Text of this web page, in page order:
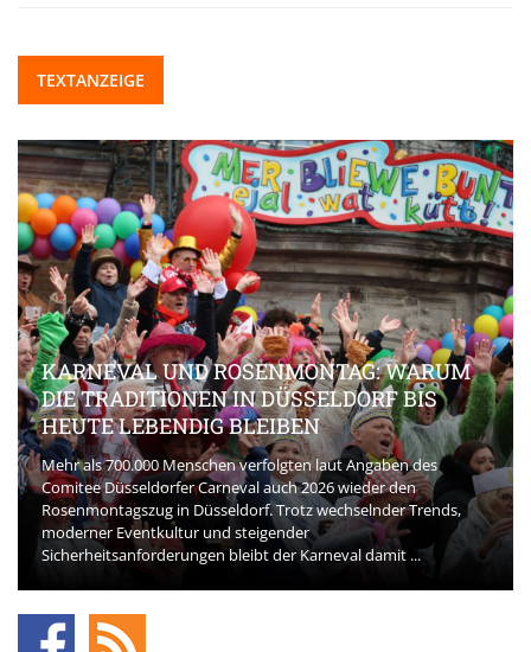
TEXTANZEIGE
KARNEVAL UND ROSENMONTAG: WARUM
DIE TRADITIONEN IN DÜSSELDORF BIS
HEUTE LEBENDIG BLEIBEN
Mehr als 700.000 Menschen verfolgten laut Angaben des
Comitee Düsseldorfer Carneval auch 2026 wieder den
Rosenmontagszug in Düsseldorf. Trotz wechselnder Trends,
moderner Eventkultur und steigender
Sicherheitsanforderungen bleibt der Karneval damit ...